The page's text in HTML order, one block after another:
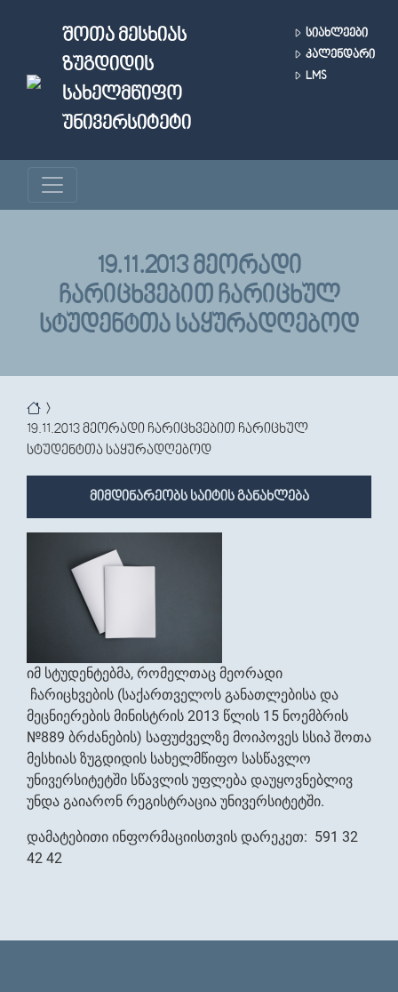
ᲨᲝᲗᲐ ᲛᲔᲡᲮᲘᲐᲡ
ᲖᲣᲒᲓᲘᲓᲘᲡ
ᲡᲐᲮᲔᲚᲛᲬᲘᲤᲝ
ᲣᲜᲘᲕᲔᲠᲡᲘᲢᲔᲢᲘ
ᲡᲘᲐᲮᲚᲔᲔᲑᲘ
ᲙᲐᲚᲔᲜᲓᲐᲠᲘ
LMS
19.11.2013 ᲛᲔᲝᲠᲐᲓᲘ
ᲩᲐᲠᲘᲪᲮᲕᲔᲑᲘᲗ ᲩᲐᲠᲘᲪᲮᲣᲚ
ᲡᲢᲣᲓᲔᲜᲢᲗᲐ ᲡᲐᲧᲣᲠᲐᲓᲦᲔᲑᲝᲓ
You are here
19.11.2013 მეორადი ჩარიცხვებით ჩარიცხულ
სტუდენტთა საყურადღებოდ
მიმდინარეობს საიტის განახლება
იმ სტუდენტებმა, რომელთაც მეორადი
ჩარიცხვების (საქართველოს განათლებისა და
მეცნიერების მინისტრის 2013 წლის 15 ნოემბრის
№889 ბრძანების) საფუძველზე მოიპოვეს სსიპ შოთა
მესხიას ზუგდიდის სახელმწიფო სასწავლო
უნივერსიტეტში სწავლის უფლება დაუყოვნებლივ
უნდა გაიარონ რეგისტრაცია უნივერსიტეტში.
დამატებითი ინფორმაციისთვის დარეკეთ: 591 32
42 42